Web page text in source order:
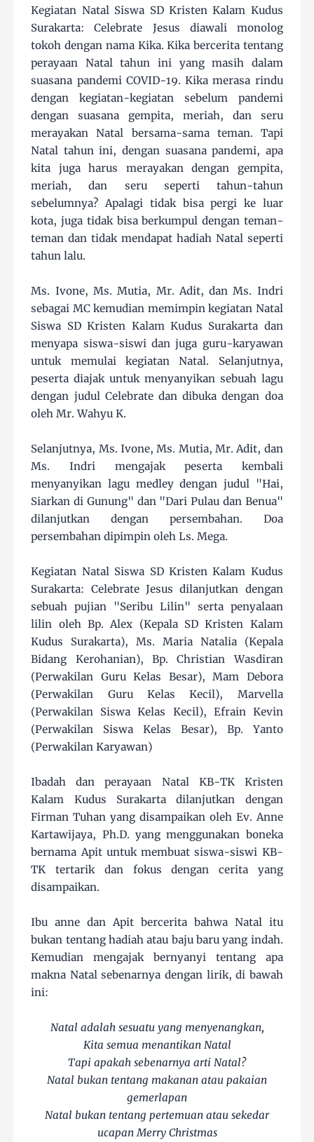
Kegiatan Natal Siswa SD Kristen Kalam Kudus
Surakarta: Celebrate Jesus diawali monolog
tokoh dengan nama Kika. Kika bercerita tentang
perayaan Natal tahun ini yang masih dalam
suasana pandemi COVID-19. Kika merasa rindu
dengan kegiatan-kegiatan sebelum pandemi
dengan suasana gempita, meriah, dan seru
merayakan Natal bersama-sama teman. Tapi
Natal tahun ini, dengan suasana pandemi, apa
kita juga harus merayakan dengan gempita,
meriah, dan seru seperti tahun-tahun
sebelumnya? Apalagi tidak bisa pergi ke luar
kota, juga tidak bisa berkumpul dengan teman-
teman dan tidak mendapat hadiah Natal seperti
tahun lalu.
Ms. Ivone, Ms. Mutia, Mr. Adit, dan Ms. Indri
sebagai MC kemudian memimpin kegiatan Natal
Siswa SD Kristen Kalam Kudus Surakarta dan
menyapa siswa-siswi dan juga guru-karyawan
untuk memulai kegiatan Natal. Selanjutnya,
peserta diajak untuk menyanyikan sebuah lagu
dengan judul Celebrate dan dibuka dengan doa
oleh Mr. Wahyu K.
Selanjutnya, Ms. Ivone, Ms. Mutia, Mr. Adit, dan
Ms. Indri mengajak peserta kembali
menyanyikan lagu medley dengan judul "Hai,
Siarkan di Gunung" dan "Dari Pulau dan Benua"
dilanjutkan dengan persembahan. Doa
persembahan dipimpin oleh Ls. Mega.
Kegiatan Natal Siswa SD Kristen Kalam Kudus
Surakarta: Celebrate Jesus dilanjutkan dengan
sebuah pujian "Seribu Lilin" serta penyalaan
lilin oleh Bp. Alex (Kepala SD Kristen Kalam
Kudus Surakarta), Ms. Maria Natalia (Kepala
Bidang Kerohanian), Bp. Christian Wasdiran
(Perwakilan Guru Kelas Besar), Mam Debora
(Perwakilan Guru Kelas Kecil), Marvella
(Perwakilan Siswa Kelas Kecil), Efrain Kevin
(Perwakilan Siswa Kelas Besar), Bp. Yanto
(Perwakilan Karyawan)
Ibadah dan perayaan Natal KB-TK Kristen
Kalam Kudus Surakarta dilanjutkan dengan
Firman Tuhan yang disampaikan oleh Ev. Anne
Kartawijaya, Ph.D. yang menggunakan boneka
bernama Apit untuk membuat siswa-siswi KB-
TK tertarik dan fokus dengan cerita yang
disampaikan.
Ibu anne dan Apit bercerita bahwa Natal itu
bukan tentang hadiah atau baju baru yang indah.
Kemudian mengajak bernyanyi tentang apa
makna Natal sebenarnya dengan lirik, di bawah
ini:
Natal adalah sesuatu yang menyenangkan,
Kita semua menantikan Natal
Tapi apakah sebenarnya arti Natal?
Natal bukan tentang makanan atau pakaian
gemerlapan
Natal bukan tentang pertemuan atau sekedar
ucapan Merry Christmas